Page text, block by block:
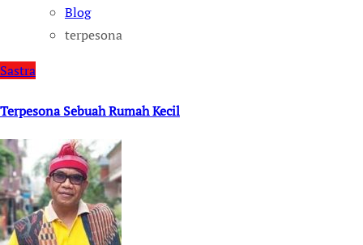
Blog
terpesona
Sastra
Terpesona Sebuah Rumah Kecil